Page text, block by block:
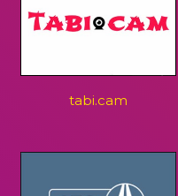
tabi.cam